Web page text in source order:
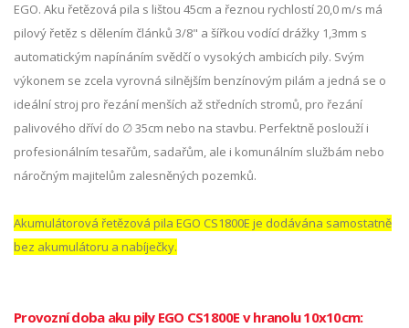
EGO. Aku řetězová pila s lištou 45cm a řeznou rychlostí 20,0 m/s má
pilový řetěz s dělením článků 3/8" a šířkou vodící drážky 1,3mm s
automatickým napínáním svědčí o vysokých ambicích pily. Svým
výkonem se zcela vyrovná silnějším benzínovým pilám a jedná se o
ideální stroj pro řezání menších až středních stromů, pro řezání
palivového dříví do ∅ 35cm nebo na stavbu. Perfektně poslouží i
profesionálním tesařům, sadařům, ale i komunálním službám nebo
náročným majitelům zalesněných pozemků.
Akumulátorová řetězová pila EGO CS1800E je dodávána samostatně
bez akumulátoru a nabíječky.
Provozní doba aku pily EGO CS1800E v hranolu 10x10cm: